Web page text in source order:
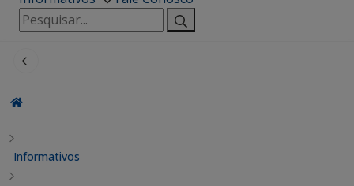
Pesquisar
por:
Informativos